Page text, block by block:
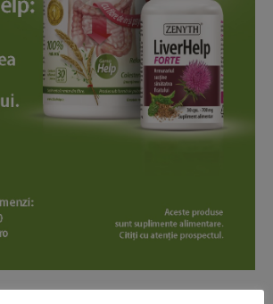
News Week
Magazine PRO